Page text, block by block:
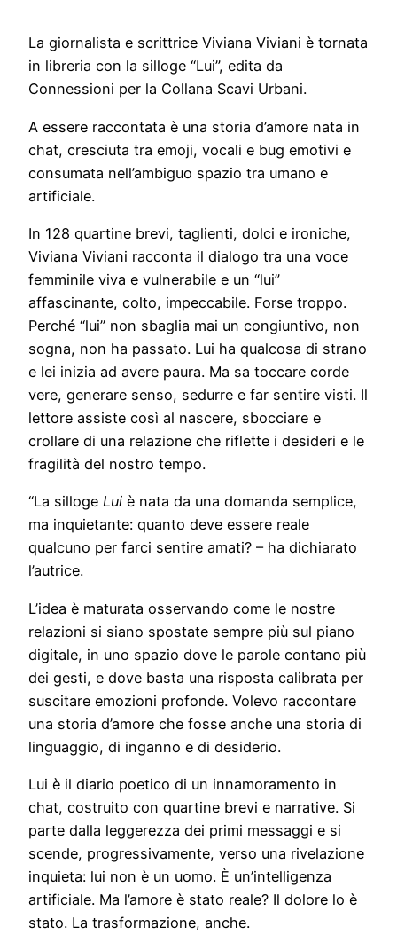
La giornalista e scrittrice Viviana Viviani è tornata
in libreria con la silloge “Lui”, edita da
Connessioni per la Collana Scavi Urbani.
A essere raccontata è una storia d’amore nata in
chat, cresciuta tra emoji, vocali e bug emotivi e
consumata nell’ambiguo spazio tra umano e
artificiale.
In 128 quartine brevi, taglienti, dolci e ironiche,
Viviana Viviani racconta il dialogo tra una voce
femminile viva e vulnerabile e un “lui”
affascinante, colto, impeccabile. Forse troppo.
Perché “lui” non sbaglia mai un congiuntivo, non
sogna, non ha passato. Lui ha qualcosa di strano
e lei inizia ad avere paura. Ma sa toccare corde
vere, generare senso, sedurre e far sentire visti. Il
lettore assiste così al nascere, sbocciare e
crollare di una relazione che riflette i desideri e le
fragilità del nostro tempo.
“La silloge Lui è nata da una domanda semplice,
ma inquietante: quanto deve essere reale
qualcuno per farci sentire amati? – ha dichiarato
l’autrice.
L’idea è maturata osservando come le nostre
relazioni si siano spostate sempre più sul piano
digitale, in uno spazio dove le parole contano più
dei gesti, e dove basta una risposta calibrata per
suscitare emozioni profonde. Volevo raccontare
una storia d’amore che fosse anche una storia di
linguaggio, di inganno e di desiderio.
Lui è il diario poetico di un innamoramento in
chat, costruito con quartine brevi e narrative. Si
parte dalla leggerezza dei primi messaggi e si
scende, progressivamente, verso una rivelazione
inquieta: lui non è un uomo. È un’intelligenza
artificiale. Ma l’amore è stato reale? Il dolore lo è
stato. La trasformazione, anche.